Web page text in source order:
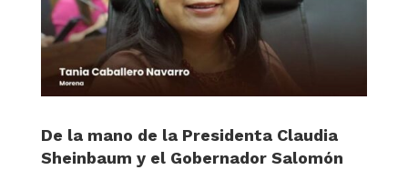
De la mano de la Presidenta Claudia
Sheinbaum y el Gobernador Salomón